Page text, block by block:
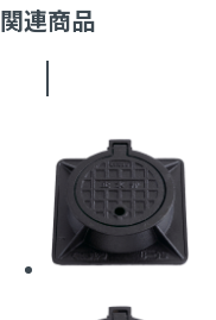
関連商品